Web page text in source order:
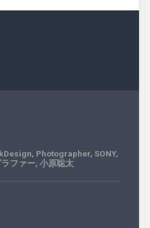
, Photographer, SONY,
ファー, 小原聡太